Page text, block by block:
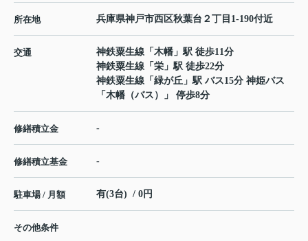
所在地 兵庫県神戸市西区秋葉台 ２丁目1-190付近
交通 神鉄粟生線 「 木幡 」駅 徒歩11分
神鉄粟生線 「 栄 」駅 徒歩22分
神鉄粟生線 「 緑が丘 」駅 バス15分 神姫バス
「木幡（バス）」 停歩8分
修繕積立金 -
修繕積立基金 -
駐車場 / 月額 有(3台) / 0円
その他条件